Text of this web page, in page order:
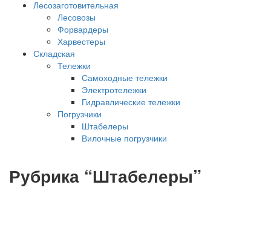
Лесозаготовительная
Лесовозы
Форвардеры
Харвестеры
Складская
Тележки
Самоходные тележки
Электротележки
Гидравлические тележки
Погрузчики
Штабелеры
Вилочные погрузчики
Рубрика “Штабелеры”